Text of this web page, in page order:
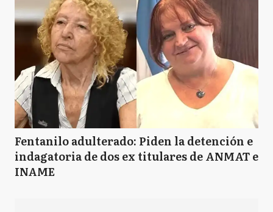
Fentanilo adulterado: Piden la detención e
indagatoria de dos ex titulares de ANMAT e
INAME